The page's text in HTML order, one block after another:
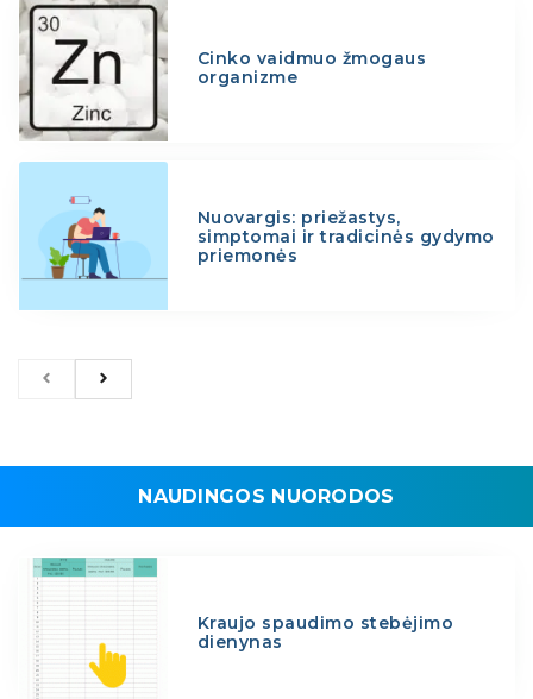
Cinko vaidmuo žmogaus
organizme
Nuovargis: priežastys,
simptomai ir tradicinės gydymo
priemonės
NAUDINGOS NUORODOS
Kraujo spaudimo stebėjimo
dienynas